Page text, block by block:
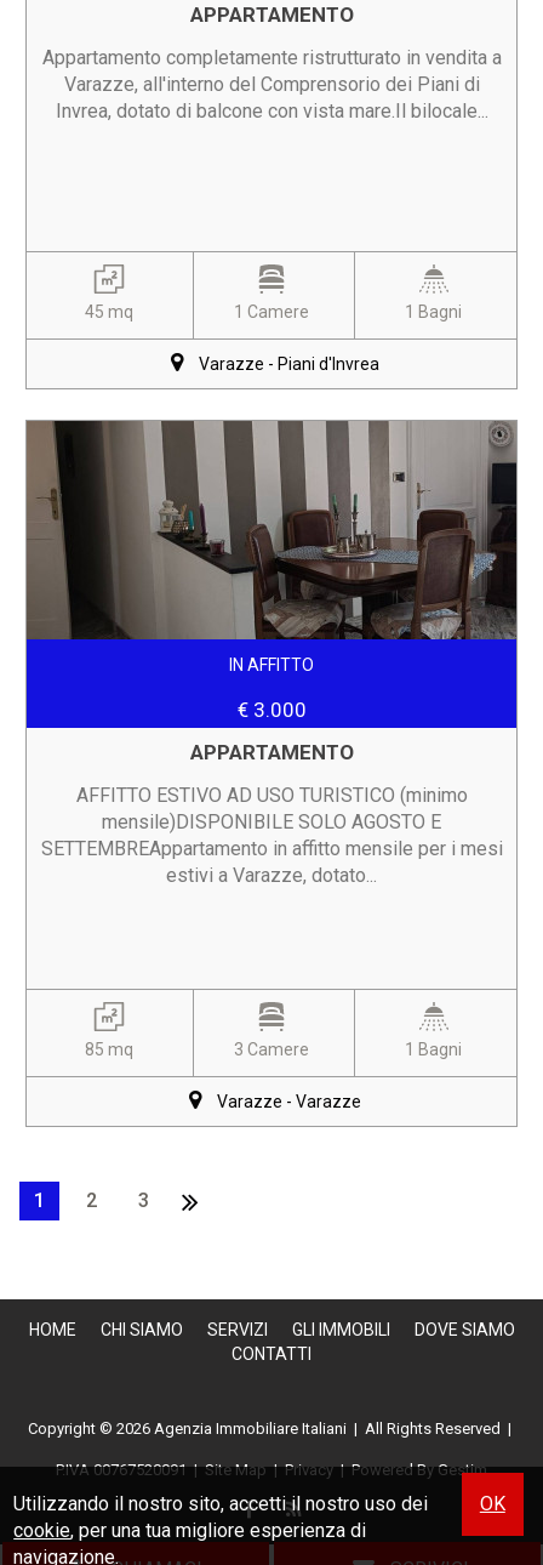
APPARTAMENTO
Appartamento completamente ristrutturato in vendita a
Varazze, all'interno del Comprensorio dei Piani di
Invrea, dotato di balcone con vista mare.Il bilocale...
45 mq 1 Camere 1 Bagni
Varazze - Piani d'Invrea
IN AFFITTO
€ 3.000
APPARTAMENTO
AFFITTO ESTIVO AD USO TURISTICO (minimo
mensile)DISPONIBILE SOLO AGOSTO E
SETTEMBREAppartamento in affitto mensile per i mesi
estivi a Varazze, dotato...
85 mq 3 Camere 1 Bagni
Varazze - Varazze
1 2 3
HOME CHI SIAMO SERVIZI GLI IMMOBILI
DOVE SIAMO
CONTATTI
Copyright © 2026 Agenzia Immobiliare Italiani | All Rights Reserved |
P.IVA 00767520091|Site Map|Privacy| Powered ByGestim
Utilizzando il nostro sito, accetti il nostro uso dei
cookie, per una tua migliore esperienza di
navigazione.
OK